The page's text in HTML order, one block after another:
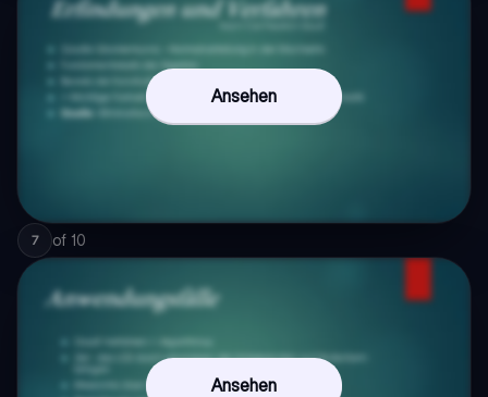
Ansehen
7 of 10
Ansehen